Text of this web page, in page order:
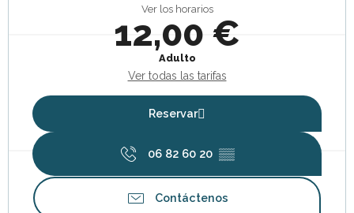
Ver los horarios
12,00 €
Adulto
Ver todas las tarifas
Reservar
06 82 60 20 ▒▒
Contáctenos